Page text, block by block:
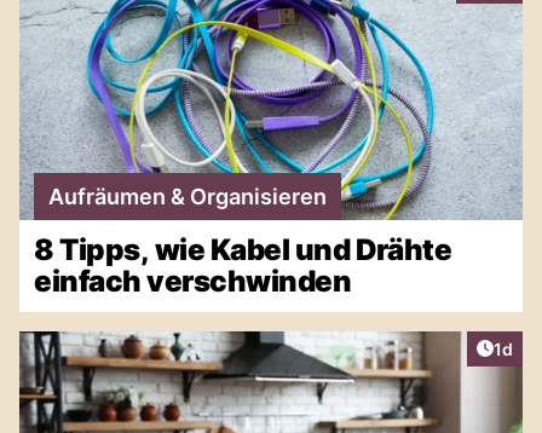
Aufräumen & Organisieren
8 Tipps, wie Kabel und Drähte
einfach verschwinden
1d